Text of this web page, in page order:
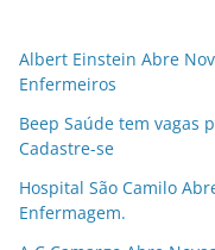
Albert Einstein Abre
Enfermeiros
Beep Saúde tem vagas
Cadastre-se
Hospital São Camilo
Enfermagem.